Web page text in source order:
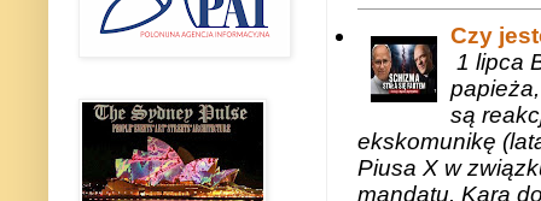
Czy
1 lipca
są
ekskomunikę
Piusa X w
mandatu. Kara